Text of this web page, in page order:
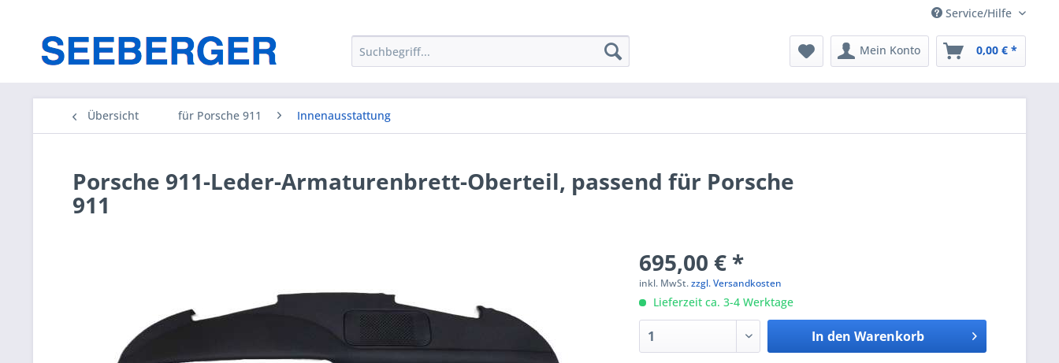
Service/Hilfe
Mein Konto 0,00 € *
Übersicht für Porsche 911 Innenausstattung
Porsche 911-Leder-Armaturenbrett-Oberteil, passend für Porsche
911
695,00 € *
inkl. MwSt.zzgl. Versandkosten
Lieferzeit ca. 3-4 Werktage
In den Warenkorb